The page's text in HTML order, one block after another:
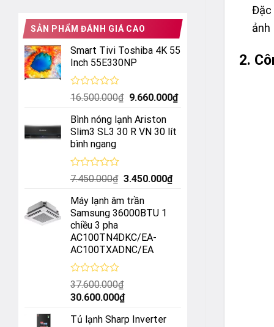
5
sao
SẢN PHẨM ĐÁNH GIÁ CAO
Smart Tivi Toshiba 4K 55
Inch 55E330NP
Được
hạng
0
5
sao
16.500.000₫ Giá
là:
16.500.000₫.
9.660.000₫Giá
Bình nóng lạnh Ariston
Slim3 SL3 30 R VN 30 lít
bình ngang
Được
hạng
0
5
sao
7.450.000₫ Giá
là:
7.450.000₫.
3.450.000₫Giá
Máy lạnh âm trần
Samsung 36000BTU 1
chiều 3 pha
AC100TN4DKC/EA-
AC100TXADNC/EA
Được
xếp
hạng
5
37.600.000₫
Giá
là:
30.600.000₫Giá
tại
Tủ lạnh Sharp Inverter
Đặc
ảnh
2.